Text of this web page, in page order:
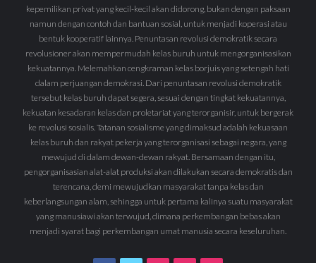
kepemilikan privat yang kecil-kecil akan didorong, bukan dengan paksaan
namun dengan contoh dan bantuan sosial, untuk menjadi koperasi atau
bentuk kooperatif lainnya. Penuntasan revolusi demokratik secara
revolusioner akan mempermudah kelas buruh untuk mengorganisasikan
kekuatannya. Melemahkan cengkraman kelas borjuis yang setengah hati
dalam perjuangan demokrasi. Dari penuntasan revolusi demokratik
tersebut kelas buruh dapat segera, sesuai dengan tingkat kekuatannya,
kekuatan kesadaran kelas dan proletariat yang terorganisir, untuk bergerak
ke revolusi sosialis. Tatanan sosialisme yang dimaksud adalah kekuasaan
kelas buruh dan rakyat pekerja yang terorganisasi sebagai negara, yang
mewujud di dalam dewan-dewan rakyat. Bersamaan dengan itu,
pengorganisasian alat-alat produksi akan dilakukan secara demokratis dan
terencana, demi mewujudkan masyarakat tanpa kelas dan
keberlangsungan alam, sehingga untuk pertama kalinya suatu masyarakat
yang manusiawi akan terwujud, dimana perkembangan bebas akan
menjadi syarat bagi perkembangan umat manusia secara keseluruhan.